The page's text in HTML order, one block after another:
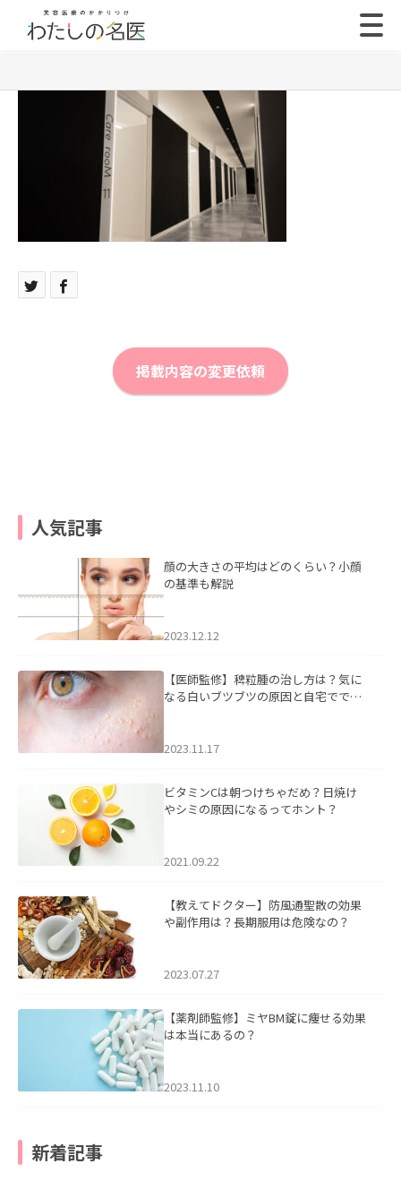
掲載内容の変更依頼
人気記事
顔の大きさの平均はどのくらい？小顔
の基準も解説
2023.12.12
【医師監修】稗粒腫の治し方は？気に
なる白いブツブツの原因と自宅ででき
2023.11.17
ビタミンCは朝つけちゃだめ？日焼け
やシミの原因になるってホント？
2021.09.22
【教えてドクター】防風通聖散の効果
や副作用は？長期服用は危険なの？
2023.07.27
【薬剤師監修】ミヤBM錠に痩せる効果
は本当にあるの？
2023.11.10
新着記事